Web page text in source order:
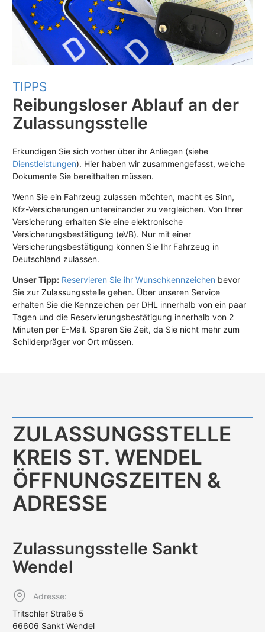
TIPPS
Reibungsloser Ablauf an der
Zulassungsstelle
Erkundigen Sie sich vorher über ihr Anliegen (siehe
Dienstleistungen). Hier haben wir zusammengefasst, welche
Dokumente Sie bereithalten müssen.
Wenn Sie ein Fahrzeug zulassen möchten, macht es Sinn,
Kfz-Versicherungen untereinander zu vergleichen. Von Ihrer
Versicherung erhalten Sie eine elektronische
Versicherungsbestätigung (eVB). Nur mit einer
Versicherungsbestätigung können Sie Ihr Fahrzeug in
Deutschland zulassen.
Unser Tipp: Reservieren Sie ihr Wunschkennzeichen bevor
Sie zur Zulassungsstelle gehen. Über unseren Service
erhalten Sie die Kennzeichen per DHL innerhalb von ein paar
Tagen und die Reservierungsbestätigung innerhalb von 2
Minuten per E-Mail. Sparen Sie Zeit, da Sie nicht mehr zum
Schilderpräger vor Ort müssen.
ZULASSUNGS­STELLE
KREIS ST. WENDEL
ÖFFNUNGS­ZEITEN &
ADRESSE
Zulassungs­stelle Sankt
Wendel
Adresse:
Tritschler Straße 5
66606 Sankt Wendel